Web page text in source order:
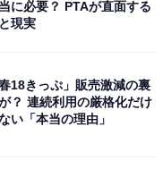
に必要？ PTAが直面する
現実
春18きっぷ」販売激減の裏
？ 連続利用の厳格化だけ
い「本当の理由」